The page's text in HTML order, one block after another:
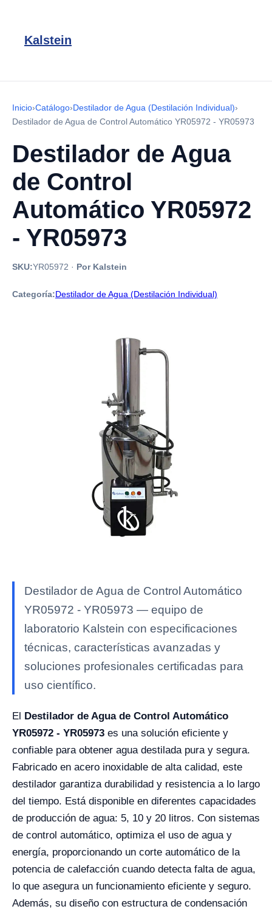
Kalstein
Inicio›Catálogo›Destilador de Agua (Destilación Individual)›
Destilador de Agua de Control Automático YR05972 - YR05973
Destilador de Agua
de Control
Automático YR05972
- YR05973
SKU:YR05972 · Por Kalstein
Categoría:Destilador de Agua (Destilación Individual)
Destilador de Agua de Control Automático
YR05972 - YR05973 — equipo de
laboratorio Kalstein con especificaciones
técnicas, características avanzadas y
soluciones profesionales certificadas para
uso científico.
El Destilador de Agua de Control Automático
YR05972 - YR05973 es una solución eficiente y
confiable para obtener agua destilada pura y segura.
Fabricado en acero inoxidable de alta calidad, este
destilador garantiza durabilidad y resistencia a lo largo
del tiempo. Está disponible en diferentes capacidades
de producción de agua: 5, 10 y 20 litros. Con sistemas
de control automático, optimiza el uso de agua y
energía, proporcionando un corte automático de la
potencia de calefacción cuando detecta falta de agua,
lo que asegura un funcionamiento eficiente y seguro.
Además, su diseño con estructura de condensación